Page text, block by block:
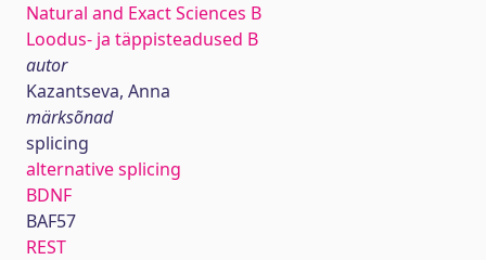
Natural and Exact Sciences B
Loodus- ja täppisteadused B
autor
Kazantseva, Anna
märksõnad
splicing
alternative splicing
BDNF
BAF57
REST